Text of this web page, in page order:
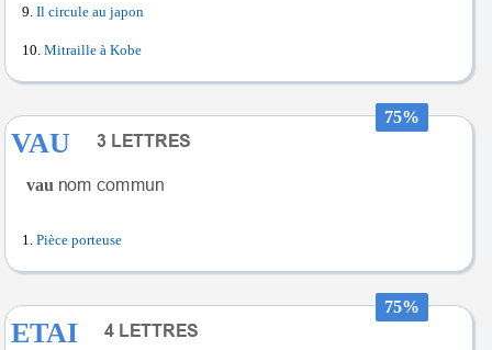
Il circule au japon
Mitraille à Kobe
75%
VAU
vau
Pièce porteuse
75%
ETAI